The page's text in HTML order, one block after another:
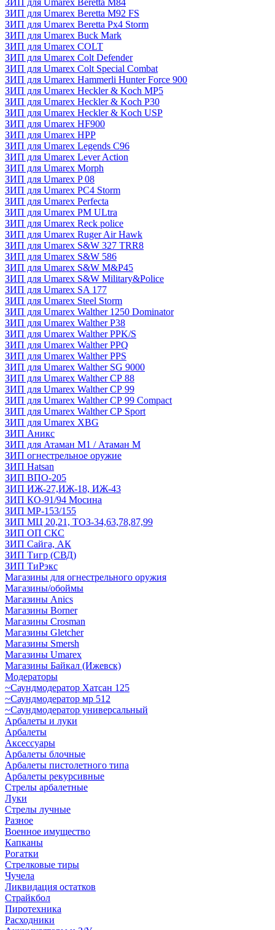
ЗИП для Umarex Beretta M84
ЗИП для Umarex Beretta M92 FS
ЗИП для Umarex Beretta Px4 Storm
ЗИП для Umarex Buck Mark
ЗИП для Umarex COLT
ЗИП для Umarex Colt Defender
ЗИП для Umarex Colt Special Combat
ЗИП для Umarex Hammerli Hunter Force 900
ЗИП для Umarex Heckler & Koch MP5
ЗИП для Umarex Heckler & Koch P30
ЗИП для Umarex Heckler & Koch USP
ЗИП для Umarex HF900
ЗИП для Umarex HPP
ЗИП для Umarex Legends C96
ЗИП для Umarex Lever Action
ЗИП для Umarex Morph
ЗИП для Umarex P 08
ЗИП для Umarex PC4 Storm
ЗИП для Umarex Perfecta
ЗИП для Umarex PM ULtra
ЗИП для Umarex Reck police
ЗИП для Umarex Ruger Air Hawk
ЗИП для Umarex S&W 327 TRR8
ЗИП для Umarex S&W 586
ЗИП для Umarex S&W M&P45
ЗИП для Umarex S&W Military&Police
ЗИП для Umarex SA 177
ЗИП для Umarex Steel Storm
ЗИП для Umarex Walther 1250 Dominator
ЗИП для Umarex Walther P38
ЗИП для Umarex Walther PPK/S
ЗИП для Umarex Walther PPQ
ЗИП для Umarex Walther PPS
ЗИП для Umarex Walther SG 9000
ЗИП для Umarex Walther СР 88
ЗИП для Umarex Walther СР 99
ЗИП для Umarex Walther СР 99 Compact
ЗИП для Umarex Walther СР Sport
ЗИП для Umarex XBG
ЗИП Аникс
ЗИП для Атаман М1 / Атаман М
ЗИП огнестрельное оружие
ЗИП Hatsan
ЗИП ВПО-205
ЗИП ИЖ-27,ИЖ-18, ИЖ-43
ЗИП КО-91/94 Мосина
ЗИП МР-153/155
ЗИП МЦ 20,21, ТОЗ-34,63,78,87,99
ЗИП ОП СКС
ЗИП Сайга, АК
ЗИП Тигр (СВД)
ЗИП ТиРэкс
Магазины для огнестрельного оружия
Магазины/обоймы
Магазины Anics
Магазины Borner
Магазины Crosman
Магазины Gletcher
Магазины Smersh
Магазины Umarex
Магазины Байкал (Ижевск)
Модераторы
~Cаундмодератор Хатсан 125
~Саундмодератор мр 512
~Саундмодератор универсальный
Арбалеты и луки
Арбалеты
Аксессуары
Арбалеты блочные
Арбалеты пистолетного типа
Арбалеты рекурсивные
Стрелы арбалетные
Луки
Стрелы лучные
Разное
Военное имущество
Капканы
Рогатки
Стрелковые тиры
Чучела
Ликвидация остатков
Страйкбол
Пиротехника
Расходники